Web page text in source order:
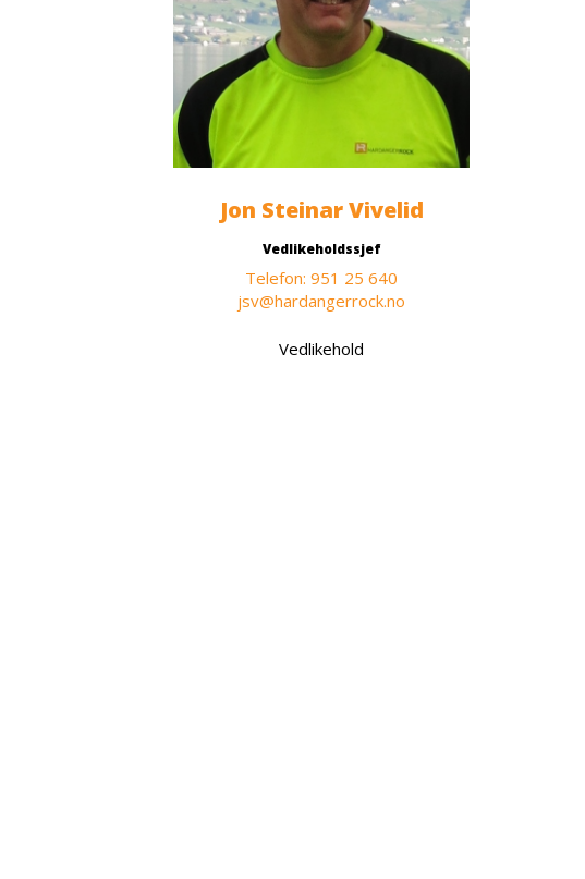
Jon Steinar Vivelid
Vedlikeholdssjef
Telefon: 951 25 640
jsv@hardangerrock.no
Vedlikehold